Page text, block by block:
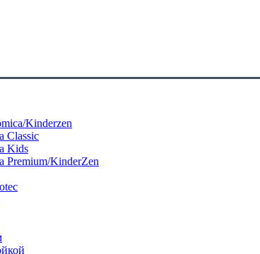
Kinderzen
Classic
Kids
Premium/KinderZen